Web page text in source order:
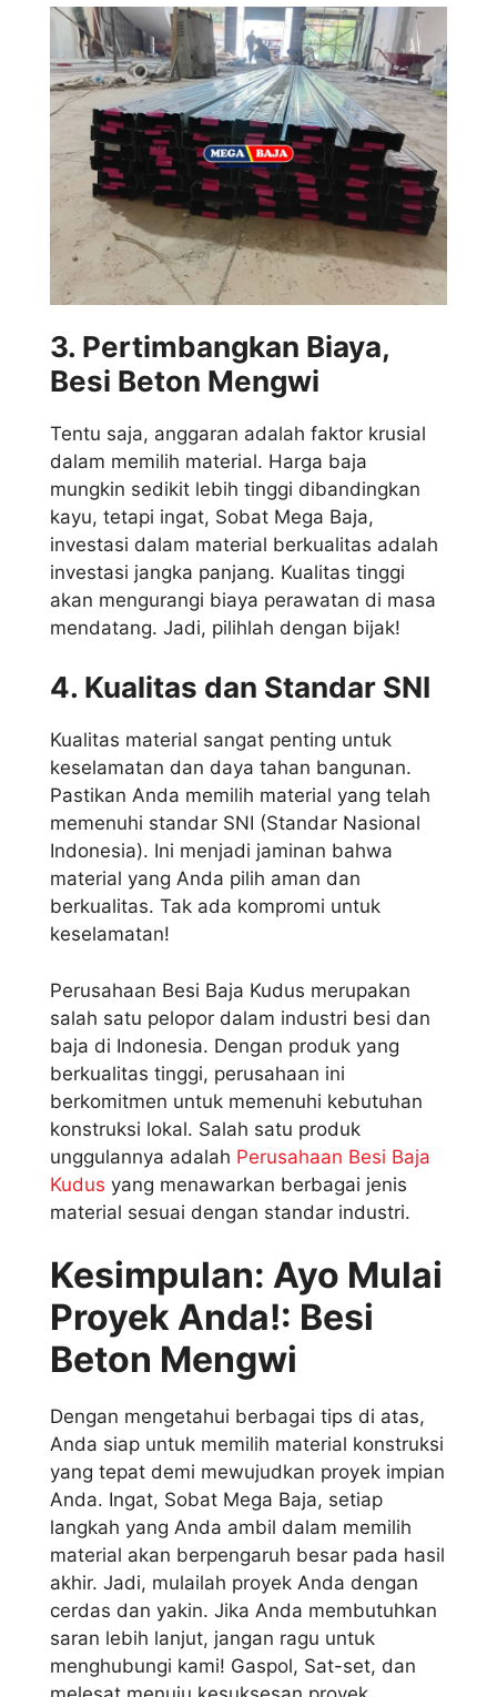
3. Pertimbangkan Biaya,
Besi Beton Mengwi
Tentu saja, anggaran adalah faktor krusial
dalam memilih material. Harga baja
mungkin sedikit lebih tinggi dibandingkan
kayu, tetapi ingat, Sobat Mega Baja,
investasi dalam material berkualitas adalah
investasi jangka panjang. Kualitas tinggi
akan mengurangi biaya perawatan di masa
mendatang. Jadi, pilihlah dengan bijak!
4. Kualitas dan Standar SNI
Kualitas material sangat penting untuk
keselamatan dan daya tahan bangunan.
Pastikan Anda memilih material yang telah
memenuhi standar SNI (Standar Nasional
Indonesia). Ini menjadi jaminan bahwa
material yang Anda pilih aman dan
berkualitas. Tak ada kompromi untuk
keselamatan!
Perusahaan Besi Baja Kudus merupakan
salah satu pelopor dalam industri besi dan
baja di Indonesia. Dengan produk yang
berkualitas tinggi, perusahaan ini
berkomitmen untuk memenuhi kebutuhan
konstruksi lokal. Salah satu produk
unggulannya adalah Perusahaan Besi Baja
Kudus yang menawarkan berbagai jenis
material sesuai dengan standar industri.
Kesimpulan: Ayo Mulai
Proyek Anda!: Besi
Beton Mengwi
Dengan mengetahui berbagai tips di atas,
Anda siap untuk memilih material konstruksi
yang tepat demi mewujudkan proyek impian
Anda. Ingat, Sobat Mega Baja, setiap
langkah yang Anda ambil dalam memilih
material akan berpengaruh besar pada hasil
akhir. Jadi, mulailah proyek Anda dengan
cerdas dan yakin. Jika Anda membutuhkan
saran lebih lanjut, jangan ragu untuk
menghubungi kami! Gaspol, Sat-set, dan